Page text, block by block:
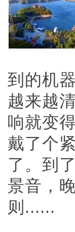
到的机
越来越
响就变
戴了个
了。到
景音，
则......